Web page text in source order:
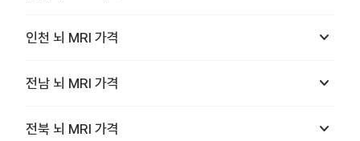
인천 뇌 MRI 가격 keyboard_arrow_down
전남 뇌 MRI 가격 keyboard_arrow_down
전북 뇌 MRI 가격 keyboard_arrow_down